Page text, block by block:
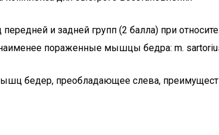
и задней групп (2 балла) при
пораженные мышцы бедра: m.
бедер, преобладающее слева,